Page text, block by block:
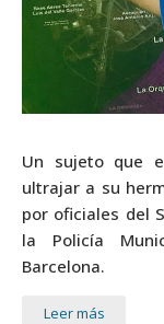
Un sujeto que
ultrajar a su
por oficiales del
la Policía
Barcelona.
Leer más